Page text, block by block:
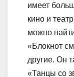
имеет
кино и
можно
«Блокнот
другие. Он
«Танцы со